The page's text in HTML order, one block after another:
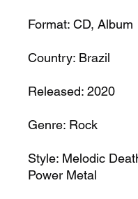
Format: CD, Album
Country: Brazil
Released: 2020
Genre: Rock
Style: Melodic
Power Metal